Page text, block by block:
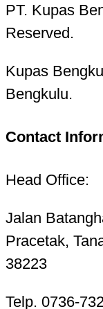
PT. Kupas
Reserved.
Kupas
Bengkulu.
Contact
Head Office:
Jalan
Pracetak,
38223
Telp. 0736-